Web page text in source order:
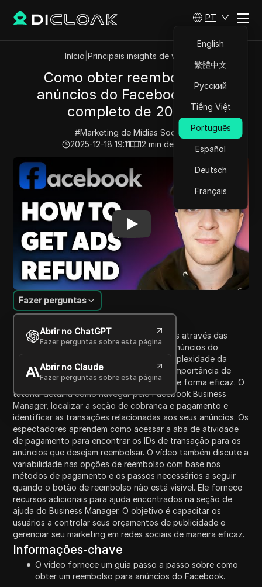
PT
English
繁體中文
Русский
Tiếng Việt
Português
Español
Deutsch
Français
Início Principais insights de vídeos
Como obter reembolso de
anúncios do Facebook (Guia
completo de 2026)
#Marketing de Mídias Sociais
2025-12-18 19:11
12 min de leitura
Play Video: Como obter reembolso de anúncios do
Introdução ao Conteúdo
Fazer perguntas
Abrir no ChatGPT
Fazer perguntas sobre esta página
Abrir no Claude
Fazer perguntas sobre esta página
Neste vídeo, os espectadores são guiados através das
etapas para solicitar um reembolso para anúncios do
Facebook. O apresentador destaca a complexidade da
publicidade no Facebook, enfatizando a importância de
gerenciar os orçamentos de publicidade de forma eficaz. O
tutorial detalha como navegar pelo Facebook Business
Manager, localizar a seção de cobrança e pagamento e
identificar as transações relacionadas aos seus anúncios. Os
espectadores aprendem como acessar a aba de atividade
de pagamento para encontrar os IDs de transação para os
anúncios que desejam reembolsar. O vídeo também discute a
variabilidade nas opções de reembolso com base nos
métodos de pagamento e os passos necessários a seguir
quando o botão de reembolso não está visível. Ele fornece
recursos adicionais para ajuda encontrados na seção de
ajuda do Business Manager. O objetivo é capacitar os
usuários a controlar seus orçamentos de publicidade e
gerenciar seu marketing em redes sociais de maneira eficaz.
Informações-chave
O vídeo fornece um guia passo a passo sobre como
obter um reembolso para anúncios do Facebook.